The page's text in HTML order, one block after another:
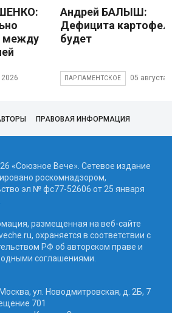
между
2026
Андрей БАЛЫШ:
Дефицита
будет
ПАРЛАМЕНТСКОЕ 05 августа
ПРАВОВАЯ ИНФОРМАЦИЯ
«Союзное Вече». Сетевое издание
роскомнадзором,
эл № фc77-52606 от 25 января
размещенная на веб-сайте
охраняется в соответствии с
РФ об авторском праве и
соглашениями.
ул. Новодмитровская, д. 2Б, 7
701